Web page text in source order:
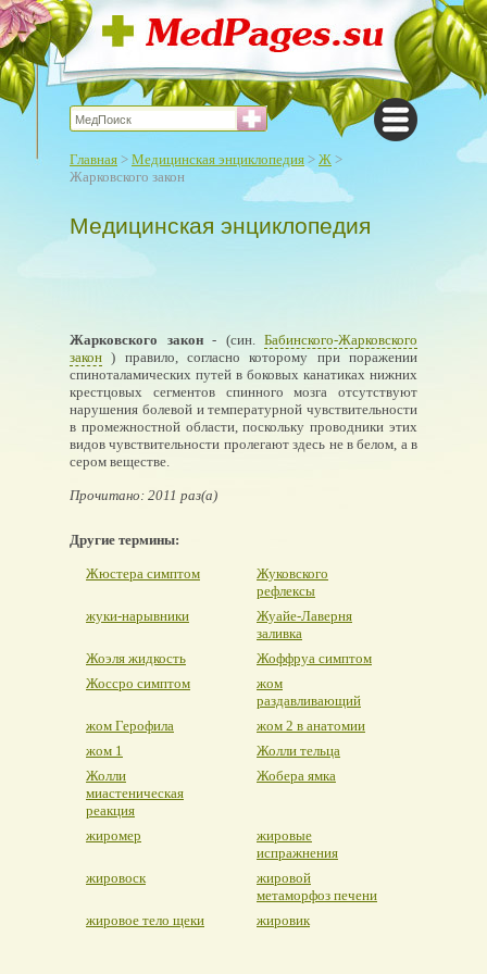
Главная > Медицинская энциклопедия > Ж >
Жарковского закон
Медицинская энциклопедия
Жарковского закон- (син. Бабинского-Жарковского
закон ) правило, согласно которому при поражении
спиноталамических путей в боковых канатиках нижних
крестцовых сегментов спинного мозга отсутствуют
нарушения болевой и температурной чувствительности
в промежностной области, поскольку проводники этих
видов чувствительности пролегают здесь не в белом, а в
сером веществе.
Прочитано: 2011 раз(а)
Другие термины:
Жюстера симптом
Жуковского
рефлексы
жуки-нарывники
Жуайе-Лаверня
заливка
Жоэля жидкость
Жоффруа симптом
Жоссро симптом
жом
раздавливающий
жом Герофила
жом 2 в анатомии
жом 1
Жолли тельца
Жолли
миастеническая
реакция
Жобера ямка
жиромер
жировые
испражнения
жировоск
жировой
метаморфоз печени
жировое тело щеки
жировик